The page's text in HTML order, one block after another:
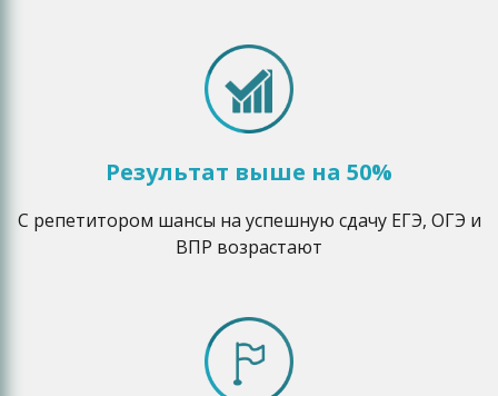
Результат выше на 50%
С репетитором шансы на успешную сдачу ЕГЭ, ОГЭ и
ВПР возрастают